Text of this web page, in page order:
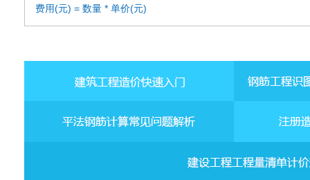
费用(元) = 数量 * 单价(元)